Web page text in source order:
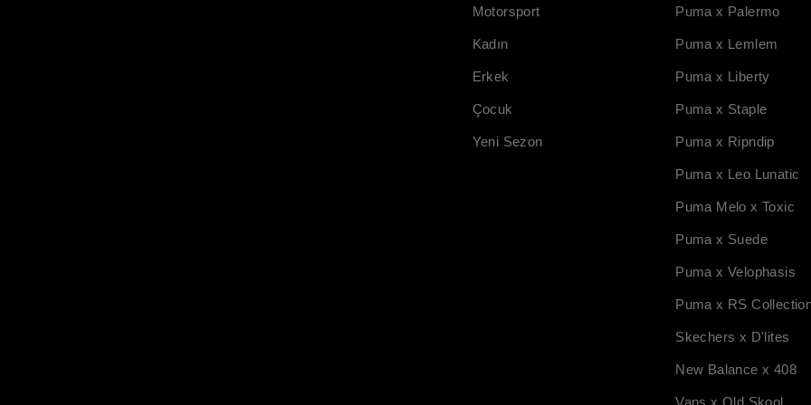
Motorsport
Kadın
Erkek
Çocuk
Yeni Sezon
Puma x Palermo
Puma x Lemlem
Puma x Liberty
Puma x Staple
Puma x Ripndip
Puma x Leo Lunatic
Puma Melo x Toxic
Puma x Suede
Puma x Velophasis
Puma x RS
Skechers x D'lites
New Balance x 408
Vans x Old Skool